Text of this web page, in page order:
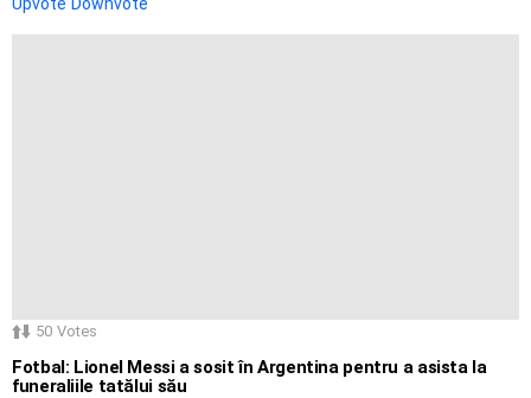
Upvote Downvote
50 Votes
Fotbal: Lionel Messi a sosit în Argentina pentru a asista la
funeraliile tatălui său